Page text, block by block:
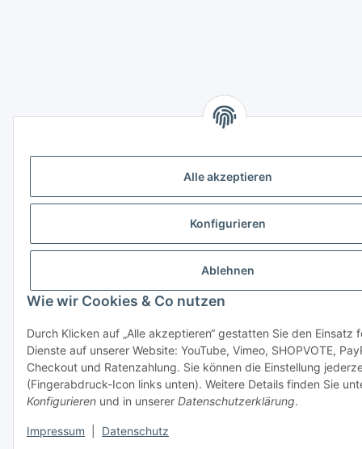
Alle akzeptieren
Konfigurieren
Ablehnen
Wie wir Cookies & Co nutzen
Durch Klicken auf „Alle akzeptieren“ gestatten Sie den Einsatz
Dienste auf unserer Website: YouTube, Vimeo, SHOPVOTE,
Checkout und Ratenzahlung. Sie können die Einstellung
(Fingerabdruck-Icon links unten). Weitere Details finden Sie
Konfigurieren und in unserer Datenschutzerklärung.
Impressum Datenschutz